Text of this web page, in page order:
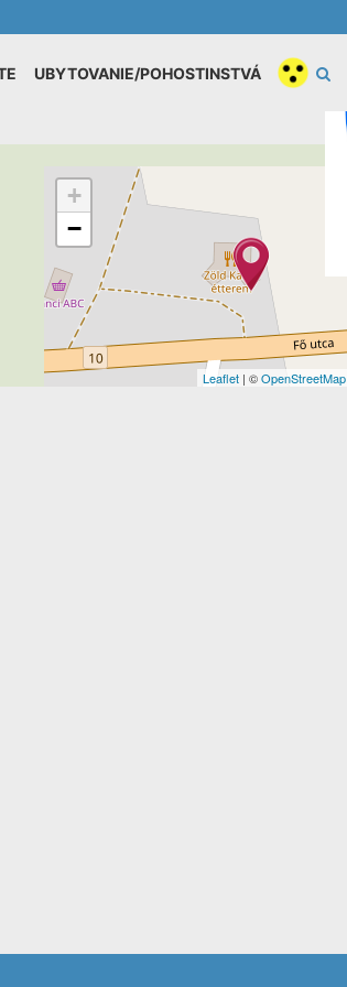
UBYTOVANIE/POHOSTINSTVÁ
+
−
Leaflet | ©OpenStreetMap